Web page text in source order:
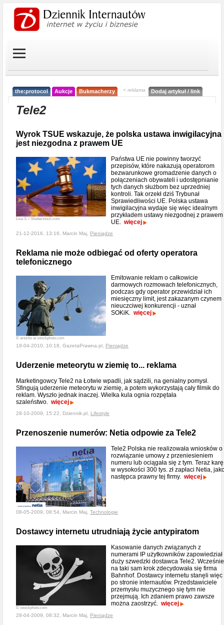
the:protocol Aukcje Bukmacherzy < reklama Dodaj artykuł / link
Tele2
Wyrok TSUE wskazuje, że polska ustawa inwigilacyjna
jest niezgodna z prawem UE
Lisa S. / Shutterstock.com
Państwa UE nie powinny tworzyć
przepisów, które nakazują operatorom
bezwarunkowe gromadzenie danych o
połączeniach obywateli i udostępnianie
tych danych służbom bez uprzedniej
kontroli. Tak orzekł dziś Trybunał
Sprawiedliwości UE. Polska ustawa
inwigilacyjna wydaje się więc idealnym
przykładem ustawy niezgodnej z prawem
UE. więcej
21-12-2016, 13:16, Marcin Maj, Pieniądze
Reklama nie może odbiegać od oferty operatora
telefonicznego
© arturbo at istockphoto.com
Emitowanie reklam o całkowicie
darmowych rozmowach telefonicznych,
podczas gdy operator przewidział ich
miesięczny limit, jest zakazanym czynem
nieuczciwej konkurencji - uznał
SOKiK. więcej
18-04-2010, 10:18, GazetaPrawna.pl, Pieniądze
Uderzenie meteorytu w ziemię to... reklama
Marketingowcy Tele2 na Łotwie wpadli, jak sądzili, na genialny pomysł.
Sfingują uderzenie meteorytu w ziemię, a potem wykorzystają cały filmik do
reklam. Wyszło jednak inaczej. Wielka kula ognia rozpętała
szaleństwo. więcej
28-10-2009, 15:22, Dziennik.pl, Lifestyle
Przenoszenie numerów: Netia odpowie za Tele2
Tele2 Polska nie realizowała wniosków o
rozwiązanie umowy z przeniesieniem
numeru lub ociągała się z tym. Teraz karę
w wysokości 300 tys. zł zapłaci Netia,
następca prawny tej firmy. więcej
08-05-2009, 08:54, Marcin Maj, Technologie
Dostawcy internetu utrudniają życie antypiratom
© istockphoto.com
Kasowanie danych związanych z
numerami IP użytkowników zapowiedział
duży szwedzki dostawca Tele2.
na taki sam krok zdecydowała się firma
Bahnhof. Dostawcy internetu stanęli więc
po stronie internautów. Przedstawiciele
przemysłu muzycznego się tym nie
przejmują. Ich zdaniem prawo zawsze
można zaostrzyć. więcej
28-04-2009, 08:32, Marcin Maj, Pieniądze